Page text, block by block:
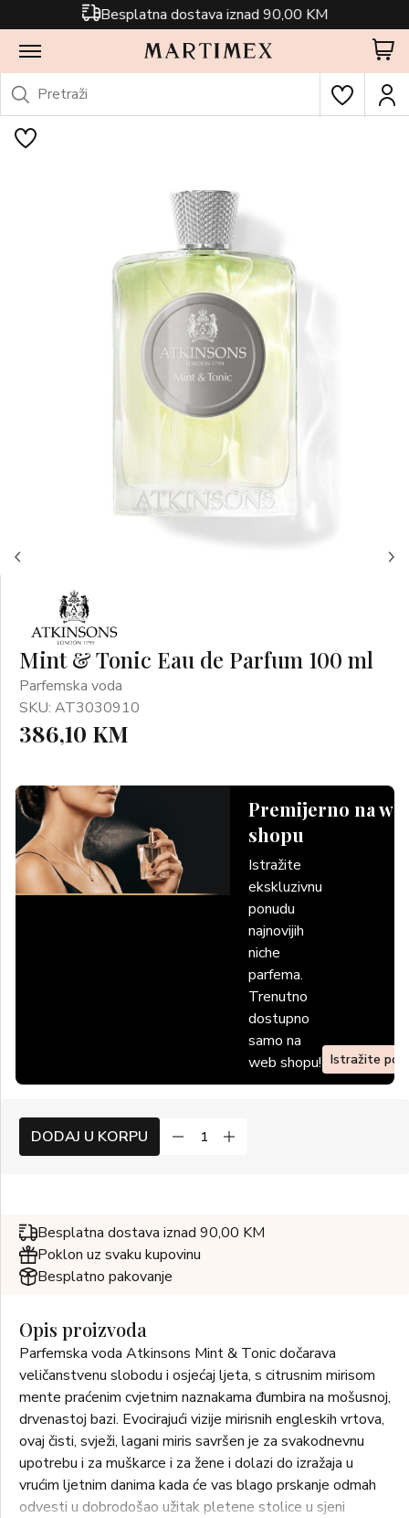
Besplatna dostava iznad 90,00 KM
Mint & Tonic Eau de Parfum 100 ml
Parfemska voda
SKU: AT3030910
386,10 KM
Premijerno na
shopu
Istražite
ekskluzivnu
ponudu
najnovijih
niche
parfema.
Trenutno
dostupno
samo na
web shopu! Istražite
DODAJ U KORPU
Besplatna dostava iznad 90,00 KM
Poklon uz svaku kupovinu
Besplatno pakovanje
Opis proizvoda
Parfemska voda Atkinsons Mint & Tonic dočarava
veličanstvenu slobodu i osjećaj ljeta, s citrusnim mirisom
mente praćenim cvjetnim naznakama đumbira na mošusnoj,
drvenastoj bazi. Evocirajući vizije mirisnih engleskih vrtova,
ovaj čisti, svježi, lagani miris savršen je za svakodnevnu
upotrebu i za muškarce i za žene i dolazi do izražaja u
vrućim ljetnim danima kada će vas blago prskanje odmah
odvesti u dobrodošao užitak pletene stolice u sjeni